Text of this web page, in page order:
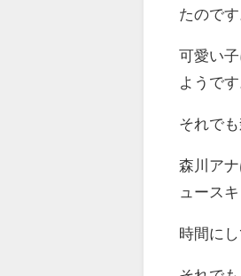
たのです
可愛い
ようです
それで
森川ア
ュース
時間に